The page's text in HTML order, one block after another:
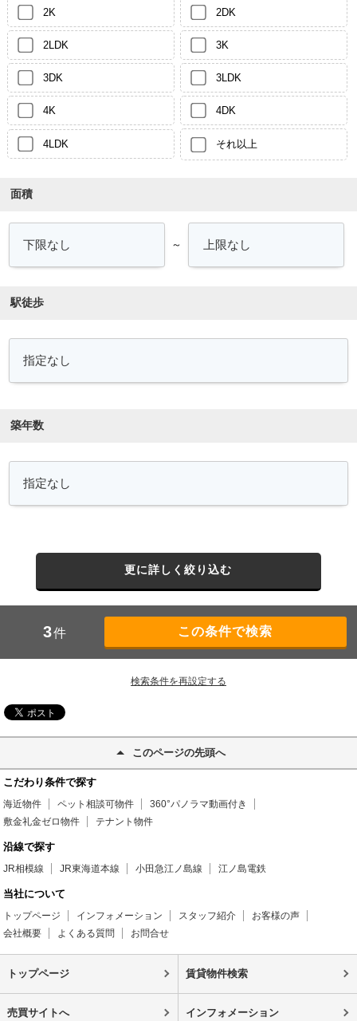
2K 2DK
2LDK 3K
3DK 3LDK
4K 4DK
4LDK それ以上
面積
～
駅徒歩
築年数
更に詳しく絞り込む
3件
検索条件を再設定する
このページの先頭へ
こだわり条件で探す
海近物件 ペット相談可物件
360°パノラマ動画付き
敷金礼金ゼロ物件
テナント物件
沿線で探す
JR相模線 JR東海道本線 小田急江ノ島線 江ノ島電鉄
当社について
トップページ インフォメーション スタッフ紹介
お客様の声
会社概要
よくある質問 お問合せ
トップページ 賃貸物件検索
売買サイトへ インフォメーション